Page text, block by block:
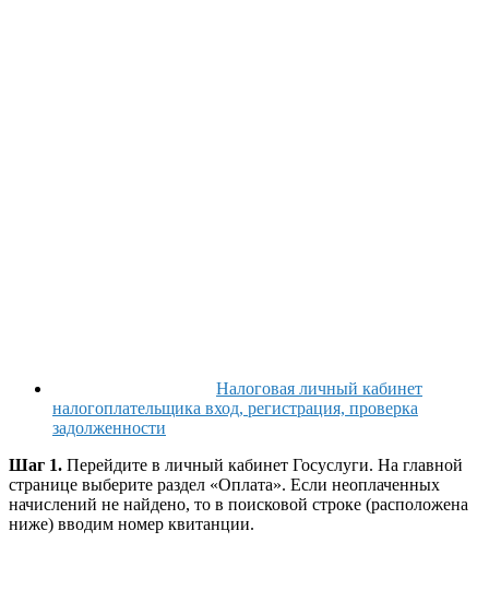
Налоговая личный кабинет
налогоплательщика вход, регистрация, проверка
задолженности
Шаг 1. Перейдите в личный кабинет Госуслуги. На главной
странице выберите раздел «Оплата». Если неоплаченных
начислений не найдено, то в поисковой строке (расположена
ниже) вводим номер квитанции.